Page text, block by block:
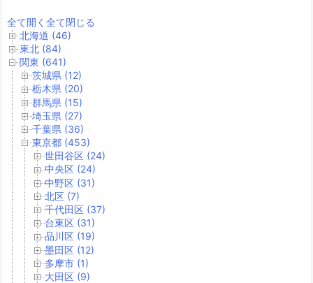
全て開く 全て閉じる
北海道 (46)
東北 (84)
関東 (641)
茨城県 (12)
栃木県 (20)
群馬県 (15)
埼玉県 (27)
千葉県 (36)
東京都 (453)
世田谷区 (24)
中央区 (24)
中野区 (31)
北区 (7)
千代田区 (37)
台東区 (31)
品川区 (19)
墨田区 (12)
多摩市 (1)
大田区 (9)